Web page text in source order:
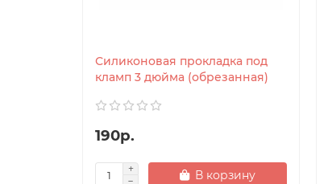
Силиконовая прокладка под
кламп 3 дюйма (обрезанная)
190р.
В корзину